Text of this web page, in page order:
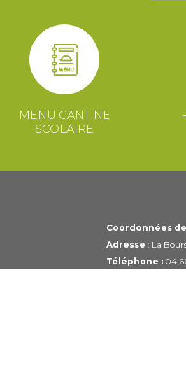
MENU CANTINE
SCOLAIRE
Coordonnées
Adresse : La
Téléphone :04